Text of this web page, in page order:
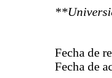
Fecha de
Fecha de